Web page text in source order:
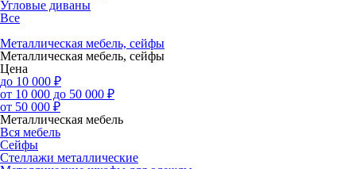
Угловые диваны
Все
Металлическая мебель, сейфы
Металлическая мебель, сейфы
Цена
до 10 000 ₽
от 10 000 до 50 000 ₽
от 50 000 ₽
Металлическая мебель
Вся мебель
Сейфы
Стеллажи металлические